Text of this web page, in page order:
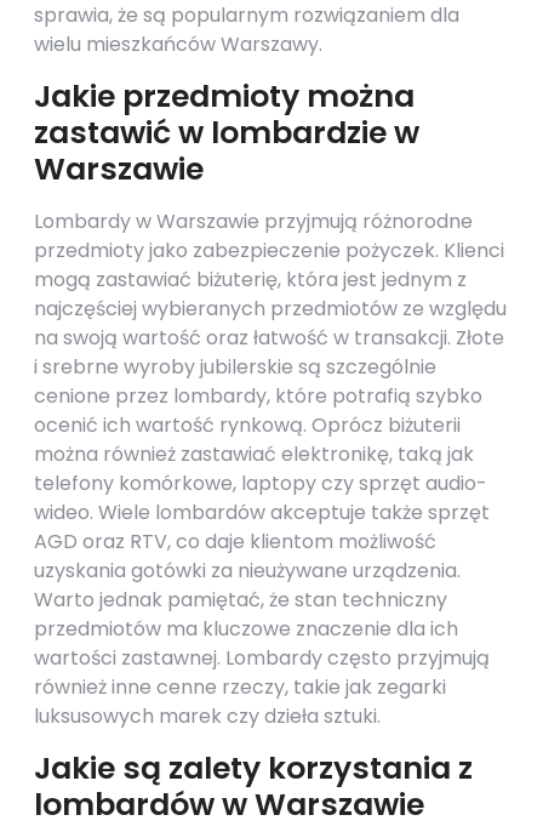
sprawia, że są popularnym rozwiązaniem dla
wielu mieszkańców Warszawy.
Jakie przedmioty można
zastawić w lombardzie w
Warszawie
Lombardy w Warszawie przyjmują różnorodne
przedmioty jako zabezpieczenie pożyczek. Klienci
mogą zastawiać biżuterię, która jest jednym z
najczęściej wybieranych przedmiotów ze względu
na swoją wartość oraz łatwość w transakcji. Złote
i srebrne wyroby jubilerskie są szczególnie
cenione przez lombardy, które potrafią szybko
ocenić ich wartość rynkową. Oprócz biżuterii
można również zastawiać elektronikę, taką jak
telefony komórkowe, laptopy czy sprzęt audio-
wideo. Wiele lombardów akceptuje także sprzęt
AGD oraz RTV, co daje klientom możliwość
uzyskania gotówki za nieużywane urządzenia.
Warto jednak pamiętać, że stan techniczny
przedmiotów ma kluczowe znaczenie dla ich
wartości zastawnej. Lombardy często przyjmują
również inne cenne rzeczy, takie jak zegarki
luksusowych marek czy dzieła sztuki.
Jakie są zalety korzystania z
lombardów w Warszawie